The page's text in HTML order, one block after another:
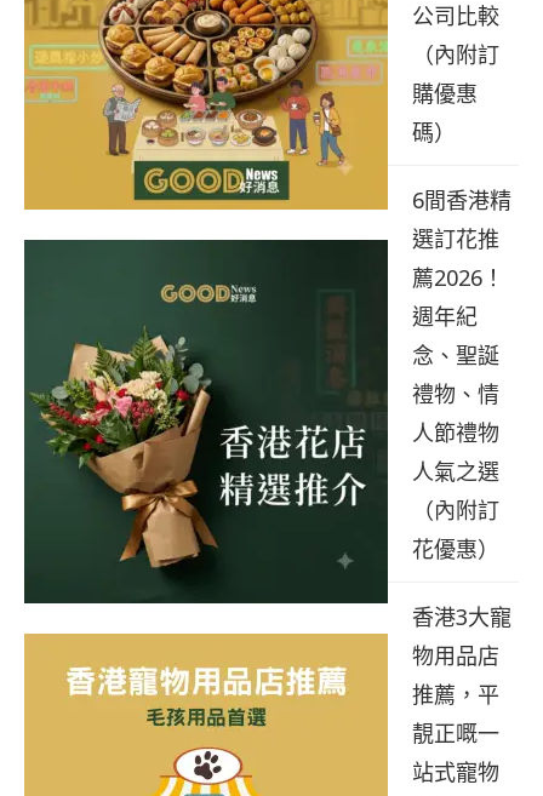
公司比較
（內附訂
購優惠
碼）
6間香港精
選訂花推
薦2026！
週年紀
念、聖誕
禮物、情
人節禮物
人氣之選
（內附訂
花優惠）
香港3大寵
物用品店
推薦，平
靚正嘅一
站式寵物